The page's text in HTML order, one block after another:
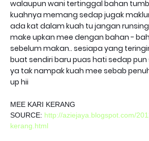
walaupun wani tertinggal bahan
kuahnya memang sedap jugak
ada kat dalam kuah tu jangan runsing
make upkan mee dengan bahan -
sebelum makan.. sesiapa yang
buat sendiri baru puas hati sedap
ya tak nampak kuah mee sebab
up hii
MEE KARI KERANG
SOURCE: http://aziejaya.blogspot.com/
kerang.html